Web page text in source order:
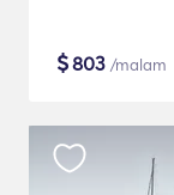
$803 /malam